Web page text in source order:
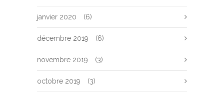
janvier 2020 (6)
décembre 2019 (6)
novembre 2019 (3)
octobre 2019 (3)